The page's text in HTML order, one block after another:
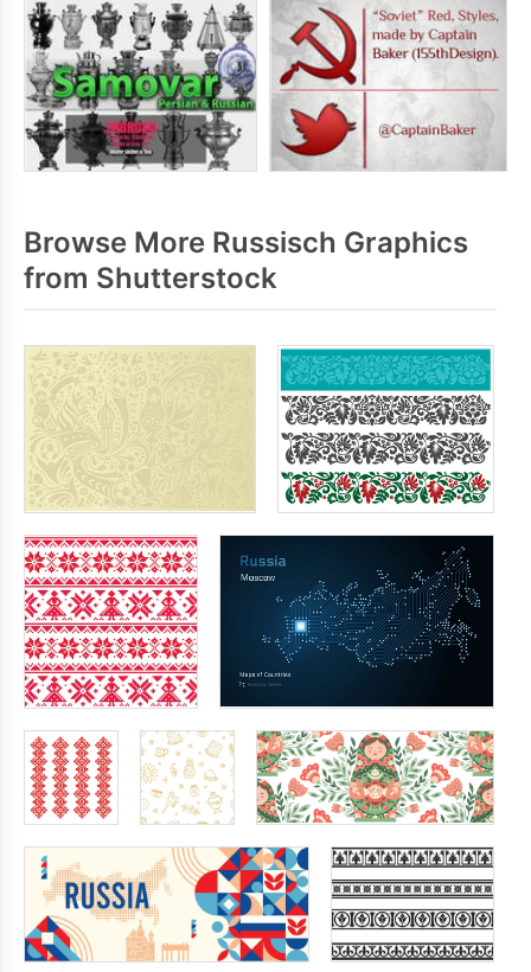
Browse More Russisch Graphics
from Shutterstock